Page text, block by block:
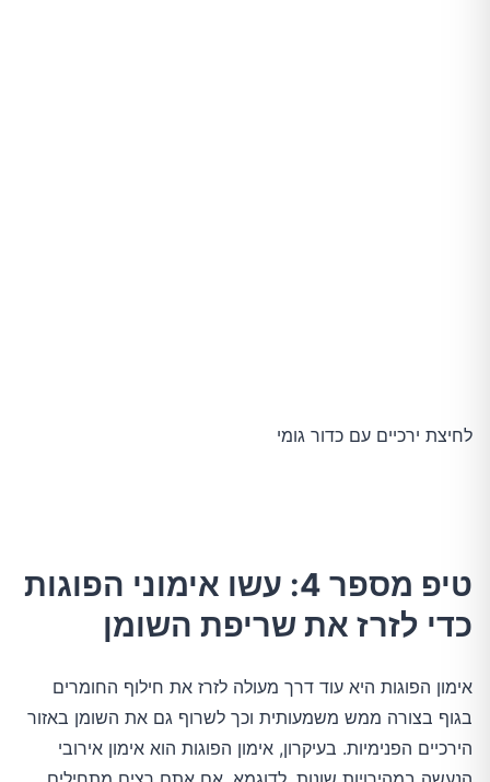
לחיצת ירכיים עם כדור גומי
טיפ מספר 4: עשו אימוני הפוגות
כדי לזרז את שריפת השומן
אימון הפוגות היא עוד דרך מעולה לזרז את חילוף החומרים
בגוף בצורה ממש משמעותית וכך לשרוף גם את השומן באזור
הירכיים הפנימיות. בעיקרון, אימון הפוגות הוא אימון אירובי